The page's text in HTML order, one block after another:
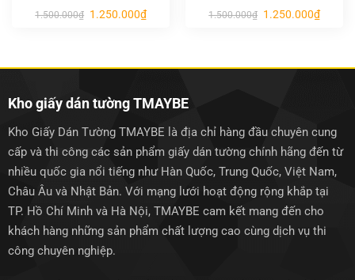
1.500.000₫ Giá
1.250.000₫Giá
hiện
1.500.000₫ Giá
1.250.000₫Giá
hiện
Kho giấy dán tường TMAYBE
Kho Giấy Dán Tường TMAYBE là địa chỉ hàng đầu chuyên cung
cấp và thi công các sản phẩm giấy dán tường chính hãng đến từ
nhiều quốc gia nổi tiếng như Hàn Quốc, Trung Quốc, Việt Nam,
Châu Âu và Nhật Bản. Với mạng lưới hoạt động rộng khắp tại
TP. Hồ Chí Minh và Hà Nội, TMAYBE cam kết mang đến cho
khách hàng những sản phẩm chất lượng cao cùng dịch vụ thi
công chuyên nghiệp.